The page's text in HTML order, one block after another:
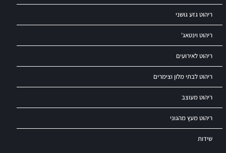
ריהוט גזע גושני
ריהוט וינטאג'
ריהוט לאירועים
ריהוט לבתי מלון וצימרים
ריהוט מעוצב
ריהוט מעץ מהגוני
שידות